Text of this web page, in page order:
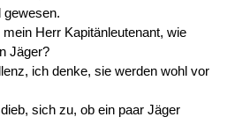
gewesen.
Herr Kapitänleutenant, wie
Jäger?
ich denke, sie werden wohl vor
sich zu, ob ein paar Jäger